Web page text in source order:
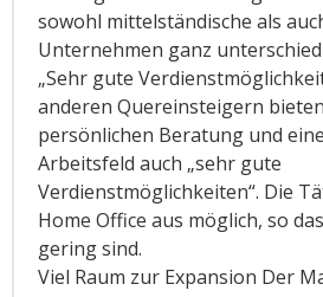
sowohl mittelständische als
Unternehmen ganz
„Sehr gute
anderen Quereinsteigern
persönlichen Beratung und
Arbeitsfeld auch „sehr gute
Verdienstmöglichkeiten“. Die
Home Office aus möglich, so
gering sind.
Viel Raum zur Expansion Der